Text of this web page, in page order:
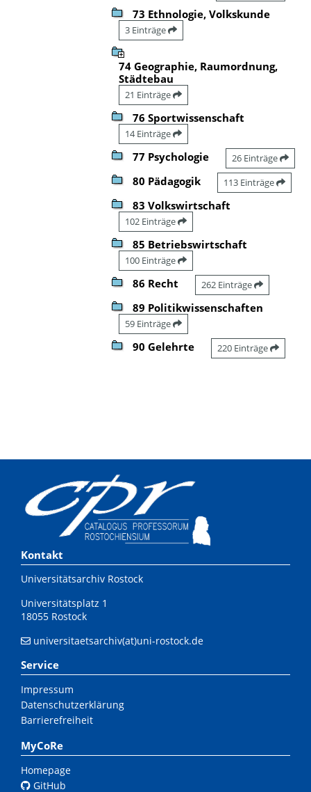
73 Ethnologie, Volkskunde
3 Einträge
74 Geographie, Raumordnung,
Städtebau
21 Einträge
76 Sportwissenschaft
14 Einträge
77 Psychologie 26 Einträge
80 Pädagogik 113 Einträge
83 Volkswirtschaft
102 Einträge
85 Betriebswirtschaft
100 Einträge
86 Recht 262 Einträge
89 Politikwissenschaften
59 Einträge
90 Gelehrte 220 Einträge
Kontakt
Universitätsarchiv Rostock
Universitätsplatz 1
18055 Rostock
universitaetsarchiv(at)uni-rostock.de
Service
Impressum
Datenschutzerklärung
Barrierefreiheit
MyCoRe
Homepage
GitHub